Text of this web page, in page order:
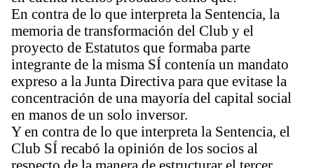
En contra de lo que interpreta la Sentencia, la
memoria de transformación del Club y el
proyecto de Estatutos que formaba parte
integrante de la misma SÍ contenía un mandato
expreso a la Junta Directiva para que evitase la
concentración de una mayoría del capital social
en manos de un solo inversor.
Y en contra de lo que interpreta la Sentencia, el
Club SÍ recabó la opinión de los socios al